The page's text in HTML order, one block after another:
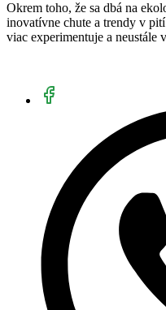
Okrem toho, že sa dbá na
inovatívne chute a trendy v
viac experimentuje a neustále